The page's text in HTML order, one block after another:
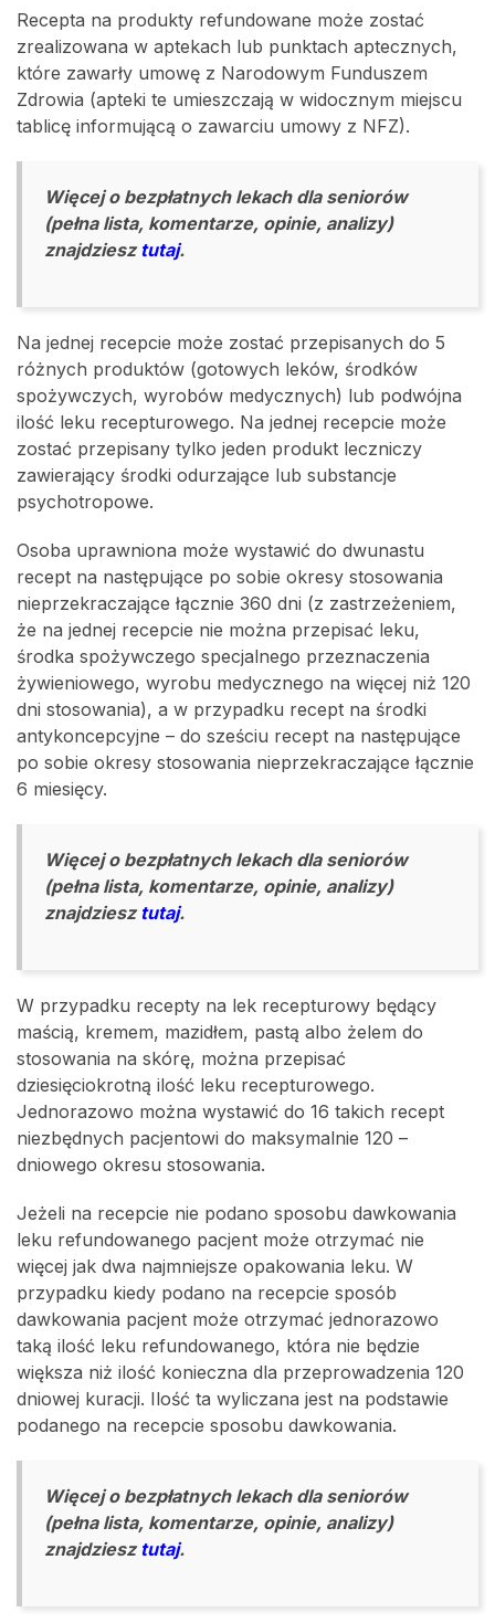
Recepta na produkty refundowane może zostać
zrealizowana w aptekach lub punktach aptecznych,
które zawarły umowę z Narodowym Funduszem
Zdrowia (apteki te umieszczają w widocznym miejscu
tablicę informującą o zawarciu umowy z NFZ).
Więcej o bezpłatnych lekach dla seniorów
(pełna lista, komentarze, opinie, analizy)
znajdziesz tutaj.
Na jednej recepcie może zostać przepisanych do 5
różnych produktów (gotowych leków, środków
spożywczych, wyrobów medycznych) lub podwójna
ilość leku recepturowego. Na jednej recepcie może
zostać przepisany tylko jeden produkt leczniczy
zawierający środki odurzające lub substancje
psychotropowe.
Osoba uprawniona może wystawić do dwunastu
recept na następujące po sobie okresy stosowania
nieprzekraczające łącznie 360 dni (z zastrzeżeniem,
że na jednej recepcie nie można przepisać leku,
środka spożywczego specjalnego przeznaczenia
żywieniowego, wyrobu medycznego na więcej niż 120
dni stosowania), a w przypadku recept na środki
antykoncepcyjne – do sześciu recept na następujące
po sobie okresy stosowania nieprzekraczające łącznie
6 miesięcy.
Więcej o bezpłatnych lekach dla seniorów
(pełna lista, komentarze, opinie, analizy)
znajdziesz tutaj.
W przypadku recepty na lek recepturowy będący
maścią, kremem, mazidłem, pastą albo żelem do
stosowania na skórę, można przepisać
dziesięciokrotną ilość leku recepturowego.
Jednorazowo można wystawić do 16 takich recept
niezbędnych pacjentowi do maksymalnie 120 –
dniowego okresu stosowania.
Jeżeli na recepcie nie podano sposobu dawkowania
leku refundowanego pacjent może otrzymać nie
więcej jak dwa najmniejsze opakowania leku. W
przypadku kiedy podano na recepcie sposób
dawkowania pacjent może otrzymać jednorazowo
taką ilość leku refundowanego, która nie będzie
większa niż ilość konieczna dla przeprowadzenia 120
dniowej kuracji. Ilość ta wyliczana jest na podstawie
podanego na recepcie sposobu dawkowania.
Więcej o bezpłatnych lekach dla seniorów
(pełna lista, komentarze, opinie, analizy)
znajdziesz tutaj.